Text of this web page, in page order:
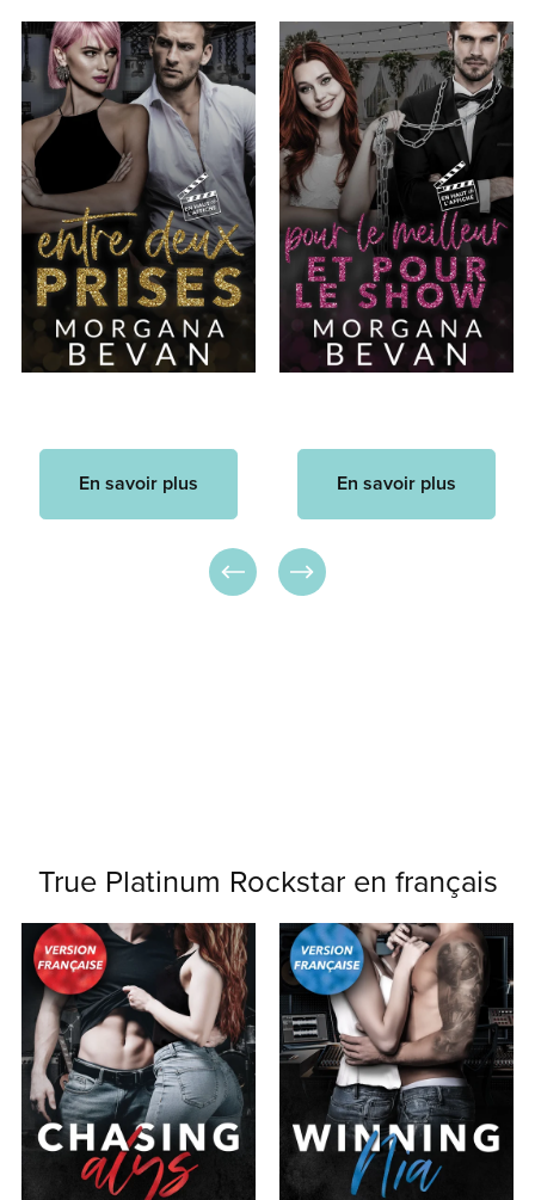
En savoir plus En savoir plus
True Platinum Rockstar en français